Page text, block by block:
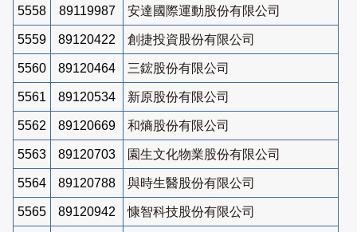
5558 89119987 安達國際運動股份有限公司
5559 89120422 創捷投資股份有限公司
5560 89120464 三鋐股份有限公司
5561 89120534 新原股份有限公司
5562 89120669 和熵股份有限公司
5563 89120703 園生文化物業股份有限公司
5564 89120788 與時生醫股份有限公司
5565 89120942 慷智科技股份有限公司